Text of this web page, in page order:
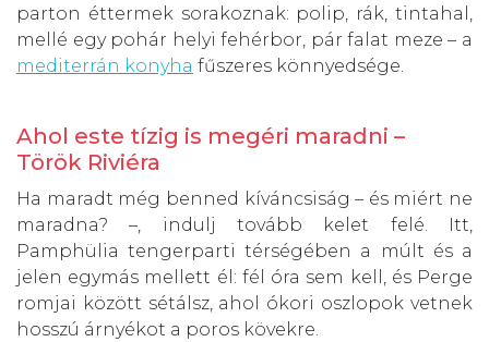
parton éttermek sorakoznak: polip, rák, tintahal,
mellé egy pohár helyi fehérbor, pár falat meze – a
mediterrán konyha fűszeres könnyedsége.
Ahol este tízig is megéri maradni –
Török Riviéra
Ha maradt még benned kíváncsiság – és miért ne
maradna? –, indulj tovább kelet felé. Itt,
Pamphülia tengerparti térségében a múlt és a
jelen egymás mellett él: fél óra sem kell, és Perge
romjai között sétálsz, ahol ókori oszlopok vetnek
hosszú árnyékot a poros kövekre.